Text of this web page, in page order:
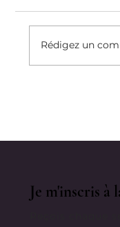
Rédigez un
Je m'inscris à